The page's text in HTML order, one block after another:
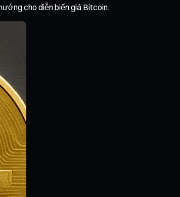
cho diễn biến giá Bitcoin.